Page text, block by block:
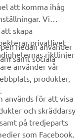
att komma ihåg
Vi
skapa
privatlivet
riktlinjer
använder vår
produkter,
nedan använder
samt sociala
används för att visa
och skräddarsy
på tredjeparts
som Facebook,